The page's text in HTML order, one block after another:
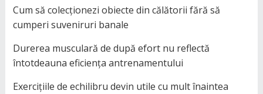
Cum să colecționezi obiecte din călătorii fără să
cumperi suveniruri banale
Durerea musculară de după efort nu reflectă
întotdeauna eficiența antrenamentului
Exercițiile de echilibru devin utile cu mult înaintea